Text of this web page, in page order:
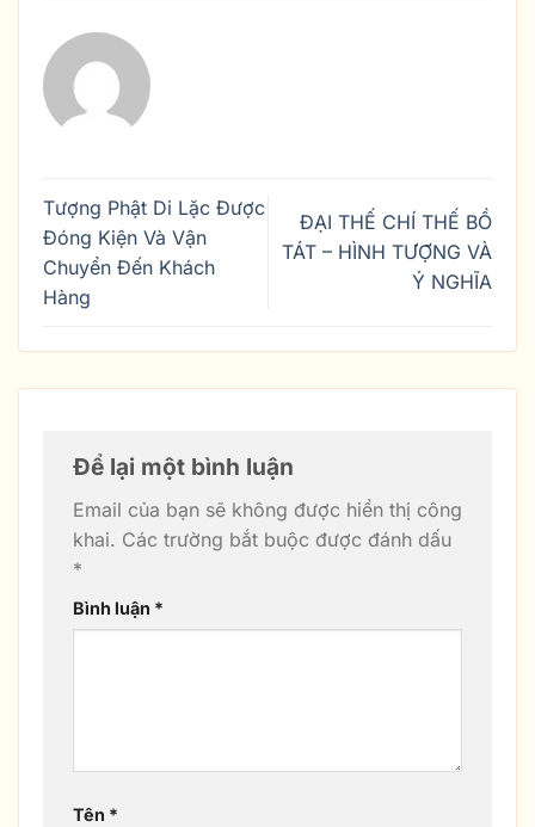
Tượng Phật Di Lặc Được
Đóng Kiện Và Vận
Chuyển Đến Khách
Hàng
ĐẠI THẾ CHÍ THẾ BỒ
TÁT – HÌNH TƯỢNG VÀ
Ý NGHĨA
Để lại một bình luận
Email của bạn sẽ không được hiển thị công
khai. Các trường bắt buộc được đánh dấu
*
Bình luận *
Tên *